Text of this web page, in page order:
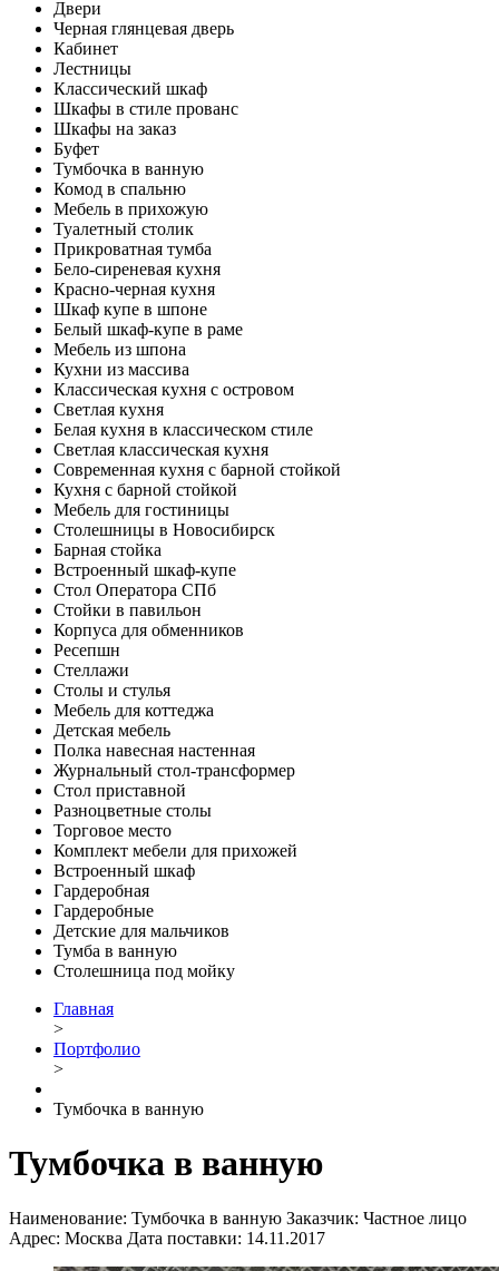
Двери
Черная глянцевая дверь
Кабинет
Лестницы
Классический шкаф
Шкафы в стиле прованс
Шкафы на заказ
Буфет
Тумбочка в ванную
Комод в спальню
Мебель в прихожую
Туалетный столик
Прикроватная тумба
Бело-сиреневая кухня
Красно-черная кухня
Шкаф купе в шпоне
Белый шкаф-купе в раме
Мебель из шпона
Кухни из массива
Классическая кухня с островом
Светлая кухня
Белая кухня в классическом стиле
Светлая классическая кухня
Современная кухня с барной стойкой
Кухня с барной стойкой
Мебель для гостиницы
Столешницы в Новосибирск
Барная стойка
Встроенный шкаф-купе
Стол Оператора СПб
Стойки в павильон
Корпуса для обменников
Ресепшн
Стеллажи
Столы и стулья
Мебель для коттеджа
Детская мебель
Полка навесная настенная
Журнальный стол-трансформер
Стол приставной
Разноцветные столы
Торговое место
Комплект мебели для прихожей
Встроенный шкаф
Гардеробная
Гардеробные
Детские для мальчиков
Тумба в ванную
Столешница под мойку
Главная
>
Портфолио
>
Тумбочка в ванную
Тумбочка в ванную
Наименование: Тумбочка в ванную Заказчик: Частное лицо
Адрес: Москва Дата поставки: 14.11.2017